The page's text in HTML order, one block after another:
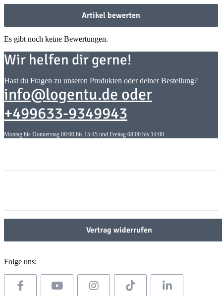
Artikel bewerten
Es gibt noch keine Bewertungen.
Wir helfen dir gerne!
Hast du Fragen zu unseren Produkten oder deiner Bestellung?
info@logentu.de oder
+499633-9349943
Montag bis Donnerstag 08:00 bis 15:45 und Freitag 08:00 bis 14:00
Vertrag widerrufen
Folge uns: